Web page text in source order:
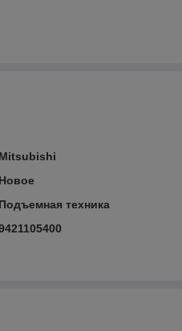
Mitsubishi
Новое
Подъемная техника